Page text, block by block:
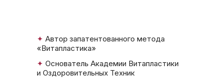
✦ Автор запатентованного метода
«Витапластика»
✦ Основатель Академии Витапластики
и Оздоровительных Техник